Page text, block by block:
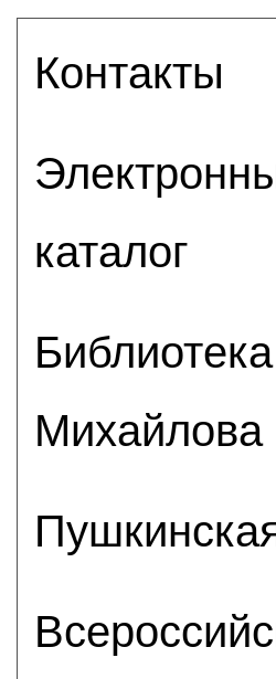
Контакты
каталог
Библиотека
Михайлова